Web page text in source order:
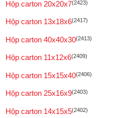
Hộp carton 20x20x7(2423)
Hộp carton 13x18x6(2417)
Hộp carton 40x40x30(2413)
Hộp carton 11x12x6(2409)
Hộp carton 15x15x40(2406)
Hộp carton 25x16x9(2403)
Hộp carton 14x15x5(2402)